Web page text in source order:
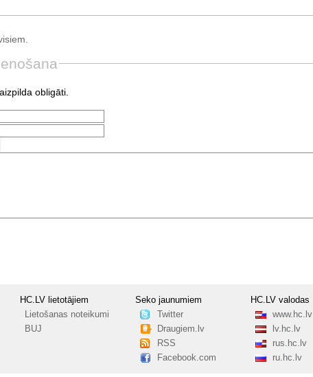
obligāti.
HC.LV lietotājiem
Lietošanas noteikumi
BUJ
Seko jaunumiem
Twitter
Draugiem.lv
RSS
Facebook.com
HC.LV valodas
www.hc.lv
lv.hc.lv
rus.hc.lv
ru.hc.lv